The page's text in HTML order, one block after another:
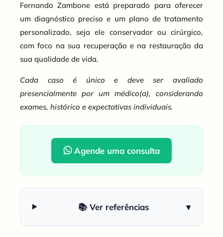
Fernando Zambone está preparado para oferecer
um diagnóstico preciso e um plano de tratamento
personalizado, seja ele conservador ou cirúrgico,
com foco na sua recuperação e na restauração da
sua qualidade de vida.
Cada caso é único e deve ser avaliado
presencialmente por um médico(a), considerando
exames, histórico e expectativas individuais.
Agende uma consulta
📚 Ver referências ▾